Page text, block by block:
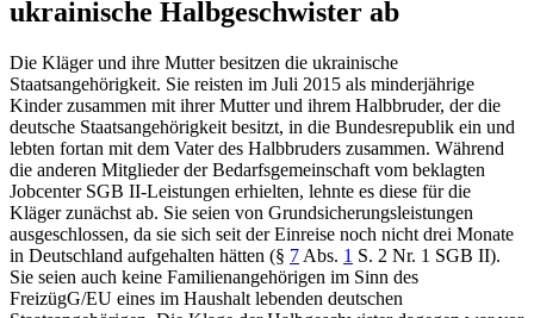
ukrainische Halbgeschwister ab
Die Kläger und ihre Mutter besitzen die ukrainische
Staatsangehörigkeit. Sie reisten im Juli 2015 als minderjährige
Kinder zusammen mit ihrer Mutter und ihrem Halbbruder, der die
deutsche Staatsangehörigkeit besitzt, in die Bundesrepublik ein und
lebten fortan mit dem Vater des Halbbruders zusammen. Während
die anderen Mitglieder der Bedarfsgemeinschaft vom beklagten
Jobcenter SGB II-Leistungen erhielten, lehnte es diese für die
Kläger zunächst ab. Sie seien von Grundsicherungsleistungen
ausgeschlossen, da sie sich seit der Einreise noch nicht drei Monate
in Deutschland aufgehalten hätten (§ 7 Abs. 1 S. 2 Nr. 1 SGB II).
Sie seien auch keine Familienangehörigen im Sinn des
FreizügG/EU eines im Haushalt lebenden deutschen